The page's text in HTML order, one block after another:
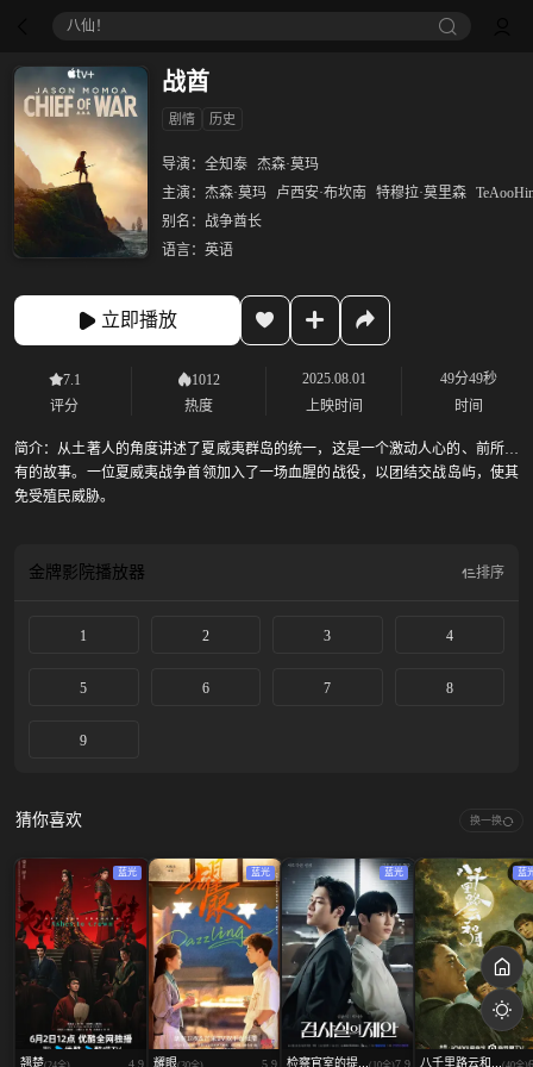
八仙！
战酋
剧情 历史
导演： 全知泰 杰森·莫玛
主演： 杰森·莫玛 卢西安·布坎南 特穆拉·莫里森
别名： 战争酋长
语言： 英语
立即播放
7.1
评分
1012
热度
2025.08.01
上映时间
49分49秒
时间
简介：从土著人的角度讲述了夏威夷群岛的统一，这是一个激动人心的、前所未
有的故事。一位夏威夷战争首领加入了一场血腥的战役，以团结交战岛屿，使其
免受殖民威胁。
金牌影院播放器 排序
1 2 3 4
5 6 7 8
9
猜你喜欢 换一换
蓝光
翘楚 4.9
蓝光
耀眼 5.9
蓝光
检察官室的提... 7.9
蓝
八千里路云和...